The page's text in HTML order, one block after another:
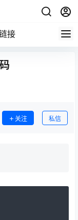
接
关注 私信